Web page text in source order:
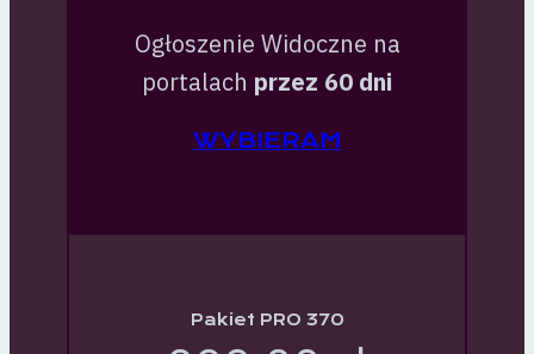
Ogłoszenie Widoczne na
portalach przez 60 dni
WYBIERAM
Pakiet PRO 370